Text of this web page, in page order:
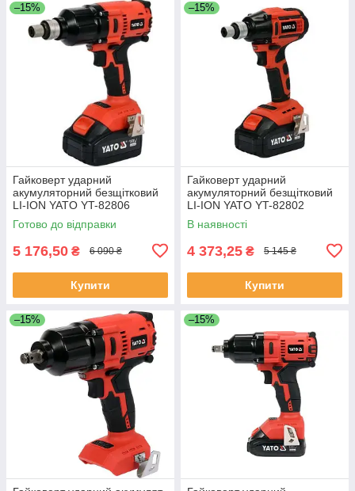
–15%
Гайковерт ударний
акумуляторний безщітковий
LI-ION YATO YT-82806
(Польща)
Готово до відправки
5 176,50 ₴ 6 090 ₴
Купити
–15%
Гайковерт ударний
акумуляторний безщітковий
LI-ION YATO YT-82802
(Польща)
В наявності
4 373,25 ₴ 5 145 ₴
Купити
–15% –15%